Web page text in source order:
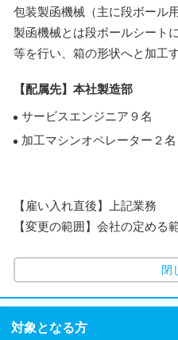
包装製函機械（主に段ボール
製函機械とは段ボールシート
等を行い、箱の形状へと加工
【配属先】本社製造部
サービスエンジニア９名
加工マシンオペレーター２名
【雇い入れ直後】上記業務
【変更の範囲】会社の定める
閉
対象となる方